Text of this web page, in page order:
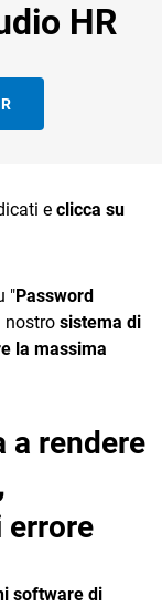
HR
e clicca su
"Password
nostro sistema di
la massima
a rendere
errore
software di